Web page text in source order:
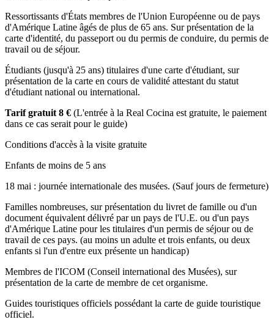
Ressortissants d'États membres de l'Union Européenne ou de pays
d'Amérique Latine âgés de plus de 65 ans. Sur présentation de la
carte d'identité, du passeport ou du permis de conduire, du permis de
travail ou de séjour.
Étudiants (jusqu'à 25 ans) titulaires d'une carte d'étudiant, sur
présentation de la carte en cours de validité attestant du statut
d'étudiant national ou international.
Tarif gratuit 8 € (L'entrée à la Real Cocina est gratuite, le paiement
dans ce cas serait pour le guide)
Conditions d'accès à la visite gratuite
Enfants de moins de 5 ans
18 mai : journée internationale des musées. (Sauf jours de fermeture)
Familles nombreuses, sur présentation du livret de famille ou d'un
document équivalent délivré par un pays de l'U.E. ou d'un pays
d'Amérique Latine pour les titulaires d'un permis de séjour ou de
travail de ces pays. (au moins un adulte et trois enfants, ou deux
enfants si l'un d'entre eux présente un handicap)
Membres de l'ICOM (Conseil international des Musées), sur
présentation de la carte de membre de cet organisme.
Guides touristiques officiels possédant la carte de guide touristique
officiel.